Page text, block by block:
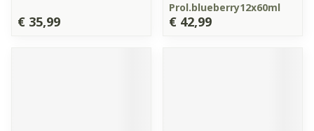
€ 35,99
Prol.blueberry12x60ml
€ 42,99